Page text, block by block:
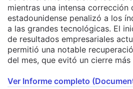
mientras una intensa
estadounidense penalizó a los
a las grandes tecnológicas. El
de resultados empresariales
permitió una notable
del mes, que evitó un cierre más
Ver Informe completo